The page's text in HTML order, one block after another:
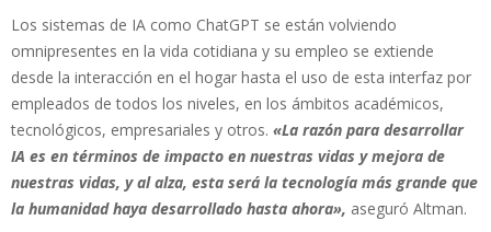
Los sistemas de IA como ChatGPT se están volviendo
omnipresentes en la vida cotidiana y su empleo se extiende
desde la interacción en el hogar hasta el uso de esta interfaz por
empleados de todos los niveles, en los ámbitos académicos,
tecnológicos, empresariales y otros. «La razón para desarrollar
IA es en términos de impacto en nuestras vidas y mejora de
nuestras vidas, y al alza, esta será la tecnología más grande que
la humanidad haya desarrollado hasta ahora», aseguró Altman.